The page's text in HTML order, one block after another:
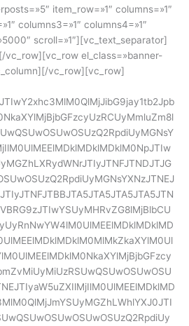
item_row=»1″ columns=»1″
columns3=»1″ columns4=»1″
scroll=»1″][vc_text_separator]
vc_row][vc_row el_class=»banner-
vc_row][vc_row]